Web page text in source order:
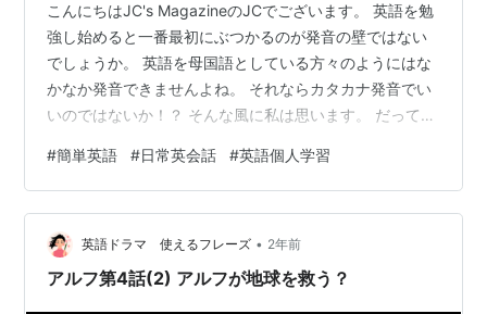
こんにちはJC's MagazineのJCでございます。 英語を勉
強し始めると一番最初にぶつかるのが発音の壁ではない
でしょうか。 英語を母国語としている方々のようにはな
かなか発音できませんよね。 それならカタカナ発音でい
いのではないか！？ そんな風に私は思います。 だってネ
らえればわかりやすいと思います。 海外から日本へきた
外個人の方が、どんなに長く日本で生活をしても我々の
ような日本語を話せるようになるのは難しいですよね。
それは彼らが最初に覚えた言葉が彼らの国の言葉だから
です。 デイブ・スペクターさん、厚切りジェイソンさ
#簡単英語 #日常英会話 #英語個人学習
英語ドラマ 使えるフレーズ • 2年前
アルフ第4話(2) アルフが地球を救う？